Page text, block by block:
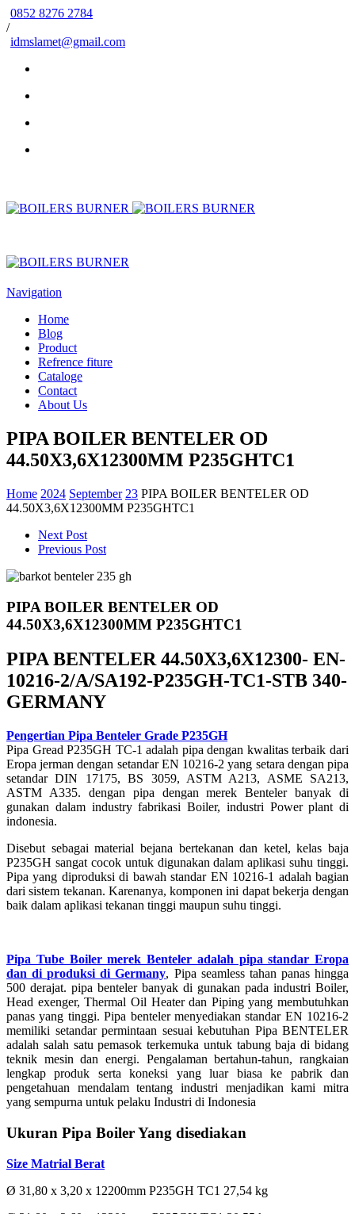
0852 8276 2784
/
idmslamet@gmail.com
Navigation
Home
Blog
Product
Refrence fiture
Cataloge
Contact
About Us
PIPA BOILER BENTELER OD
44.50X3,6X12300MM P235GHTC1
Home 2024 September 23 PIPA BOILER BENTELER OD
44.50X3,6X12300MM P235GHTC1
Next Post
Previous Post
PIPA BOILER BENTELER OD
44.50X3,6X12300MM P235GHTC1
PIPA BENTELER 44.50X3,6X12300- EN-
10216-2/A/SA192-P235GH-TC1-STB 340-
GERMANY
Pengertian Pipa Benteler Grade P235GH
Pipa Gread P235GH TC-1 adalah pipa dengan kwalitas terbaik dari
Eropa jerman dengan setandar EN 10216-2 yang setara dengan pipa
setandar DIN 17175, BS 3059, ASTM A213, ASME SA213,
ASTM A335. dengan pipa dengan merek Benteler banyak di
gunakan dalam industry fabrikasi Boiler, industri Power plant di
indonesia.
Disebut sebagai material bejana bertekanan dan ketel, kelas baja
P235GH sangat cocok untuk digunakan dalam aplikasi suhu tinggi.
Pipa yang diproduksi di bawah standar EN 10216-1 adalah bagian
dari sistem tekanan. Karenanya, komponen ini dapat bekerja dengan
baik dalam aplikasi tekanan tinggi maupun suhu tinggi.
Pipa Tube Boiler merek Benteler adalah pipa standar Eropa
dan di produksi di Germany, Pipa seamless tahan panas hingga
500 derajat. pipa benteler banyak di gunakan pada industri Boiler,
Head exenger, Thermal Oil Heater dan Piping yang membutuhkan
panas yang tinggi. Pipa benteler menyediakan standar EN 10216-2
memiliki setandar permintaan sesuai kebutuhan Pipa BENTELER
adalah salah satu pemasok terkemuka untuk tabung baja di bidang
teknik mesin dan energi. Pengalaman bertahun-tahun, rangkaian
lengkap produk serta koneksi yang luar biasa ke pabrik dan
pengetahuan mendalam tentang industri menjadikan kami mitra
yang sempurna untuk pelaku Industri di Indonesia
Ukuran Pipa Boiler Yang disediakan
Size Matrial Berat
Ø 31,80 x 3,20 x 12200mm P235GH TC1 27,54 kg